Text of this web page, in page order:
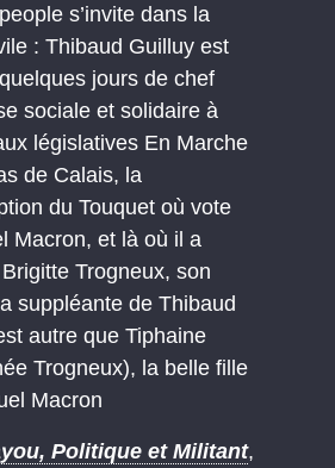
s’invite dans la
: Thibaud Guilluy est
jours de chef
sociale et solidaire à
législatives En Marche
de Calais, la
du Touquet où vote
Macron, et là où il a
Trogneux, son
suppléante de Thibaud
autre que Tiphaine
Trogneux), la belle fille
Macron
Politique et Militant,